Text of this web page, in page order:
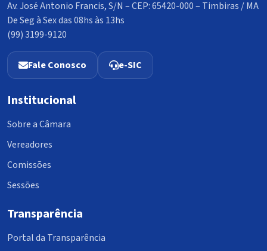
Av. José Antonio Francis, S/N – CEP: 65420-000 – Timbiras / MA
De Seg à Sex das 08hs às 13hs
(99) 3199-9120
Fale Conosco e-SIC
Institucional
Sobre a Câmara
Vereadores
Comissões
Sessões
Transparência
Portal da Transparência